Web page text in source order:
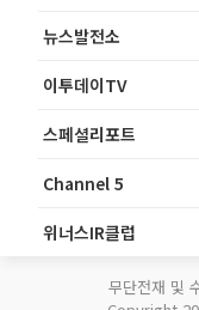
뉴스발전소
이투데이TV
스페셜리포트
Channel 5
위너스IR클럽
무단전재 및